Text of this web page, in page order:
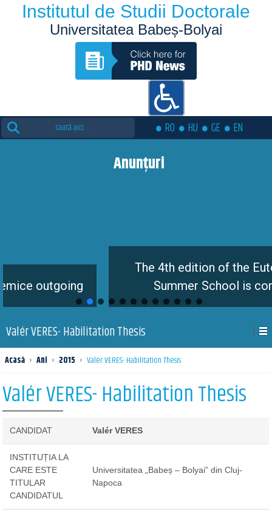
Institutul de Studii Doctorale
Universitatea Babeș-Bolyai
Search
for:
RO HU GE EN
Anunțuri
The 4th edition of the Eutopia
Summer School is coming soon
Valér VERES- Habilitation Thesis
Acasă › Ani › 2015 › Valér VERES- Habilitation Thesis
Valér VERES- Habilitation Thesis
CANDIDAT Valér VERES
INSTITUȚIA LA
CARE ESTE
TITULAR
CANDIDATUL
Universitatea „Babeș – Bolyai” din Cluj-
Napoca